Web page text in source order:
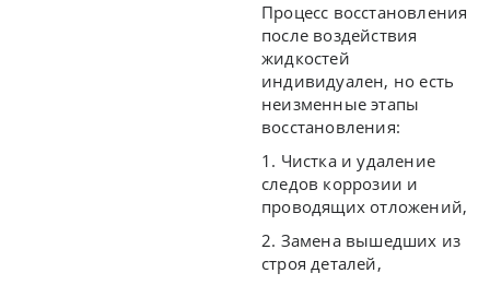
Процесс восстановления
после воздействия
жидкостей
индивидуален, но есть
неизменные этапы
восстановления:
1. Чистка и удаление
следов коррозии и
проводящих отложений,
2. Замена вышедших из
строя деталей,